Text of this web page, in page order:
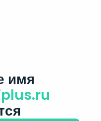
имя